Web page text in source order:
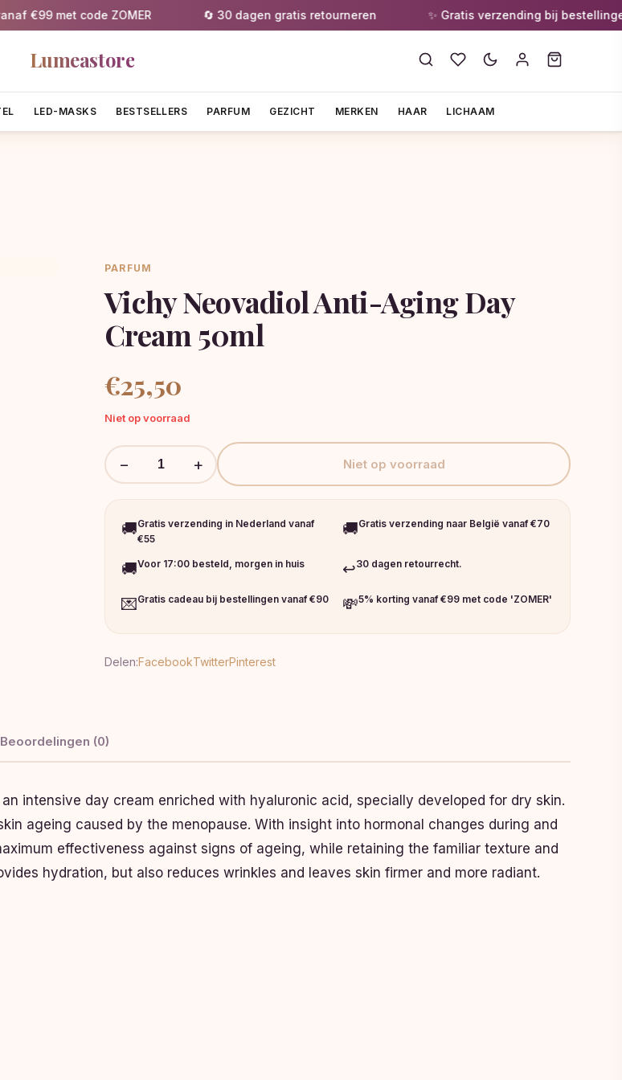
met code ZOMER 🔄 30 dagen gratis retourneren ✨ Gratis verzending bij bestellingen
Lumeastore
LED-MASKS BESTSELLERS PARFUM GEZICHT MERKEN HAAR LICHAAM
PARFUM
Vichy Neovadiol Anti-Aging Day
Cream 50ml
€25,50
Niet op voorraad
− + Niet op voorraad
🚚Gratis verzending in Nederland vanaf
€55
🚚Gratis verzending naar België vanaf €70
🚚Voor 17:00 besteld, morgen in huis ↩️30 dagen retourrecht.
💌Gratis cadeau bij bestellingen vanaf €90 💸5% korting vanaf €99 met code 'ZOMER'
Delen:FacebookTwitterPinterest
Beoordelingen (0)
an intensive day cream enriched with hyaluronic acid, specially developed for dry skin.
ageing caused by the menopause. With insight into hormonal changes during and
effectiveness against signs of ageing, while retaining the familiar texture and
hydration, but also reduces wrinkles and leaves skin firmer and more radiant.